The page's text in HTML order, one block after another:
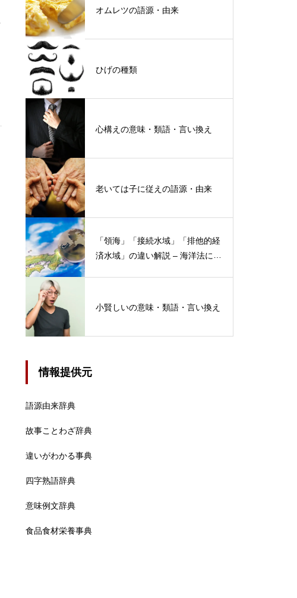
オムレツの語源・由来
ひげの種類
心構えの意味・類語・言い換え
老いては子に従えの語源・由来
「領海」「接続水域」「排他的経
済水域」の違い解説 – 海洋法にお
小賢しいの意味・類語・言い換え
情報提供元
語源由来辞典
故事ことわざ辞典
違いがわかる事典
四字熟語辞典
意味例文辞典
食品食材栄養事典